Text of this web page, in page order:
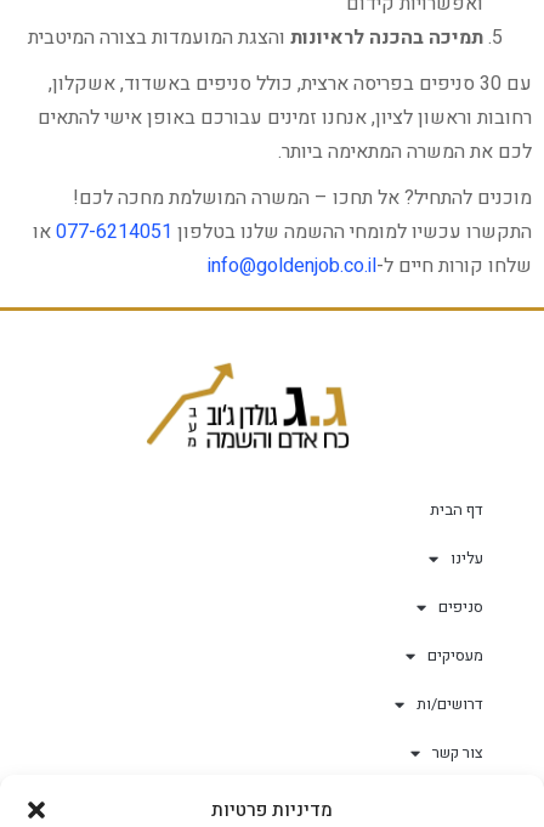
מדיניות פרטיות
תמיכה בהכנה לראיונות והצגת המועמדות בצורה המיטבית
עם 30 סניפים בפריסה ארצית, כולל סניפים באשדוד, אשקלון,
רחובות וראשון לציון, אנחנו זמינים עבורכם באופן אישי להתאים
לכם את המשרה המתאימה ביותר.
מוכנים להתחיל? אל תחכו – המשרה המושלמת מחכה לכם!
התקשרו עכשיו למומחי ההשמה שלנו בטלפון 077-6214051או
שלחו קורות חיים ל-info@goldenjob.co.il
דף הבית
עלינו
סניפים
מעסיקים
דרושים/ות
צור קשר